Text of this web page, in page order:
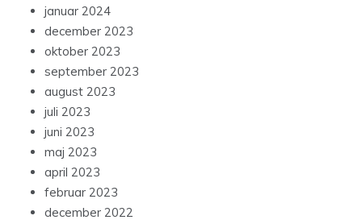
januar 2024
december 2023
oktober 2023
september 2023
august 2023
juli 2023
juni 2023
maj 2023
april 2023
februar 2023
december 2022